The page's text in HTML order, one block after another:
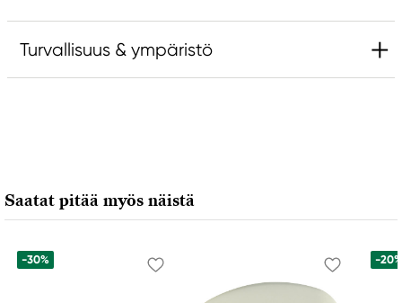
Turvallisuus & ympäristö
20016 Pero (MI) Italy
fila@fila.it
Saatat pitää myös näistä
-30% -